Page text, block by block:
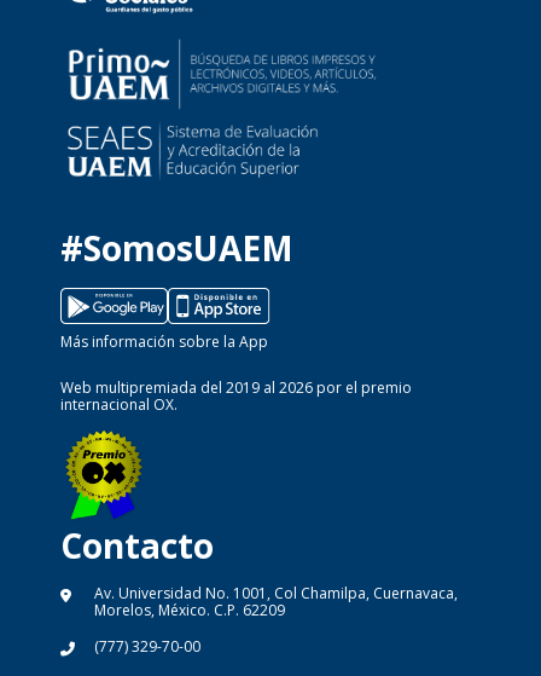
#SomosUAEM
Más información sobre la App
Web multipremiada del 2019 al 2026 por el premio
internacional OX.
Contacto
Av. Universidad No. 1001, Col Chamilpa, Cuernavaca,
Morelos, México. C.P. 62209
(777) 329-70-00